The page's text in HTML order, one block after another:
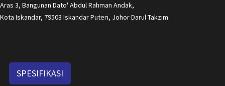
Aras 3, Bangunan Dato' Abdul Rahman Andak,
Kota Iskandar, 79503 Iskandar Puteri, Johor Darul Takzim.
SPESIFIKASI